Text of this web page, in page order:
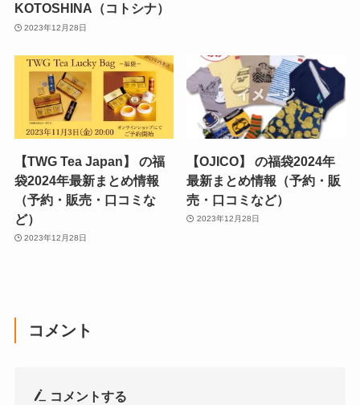
KOTOSHINA（コトシナ）
2023年12月28日
【TWG Tea Japan】 の福
袋2024年最新まとめ情報
（予約・販売・口コミな
ど）
2023年12月28日
【OJICO】 の福袋2024年
最新まとめ情報（予約・販
売・口コミなど）
2023年12月28日
コメント
コメントする